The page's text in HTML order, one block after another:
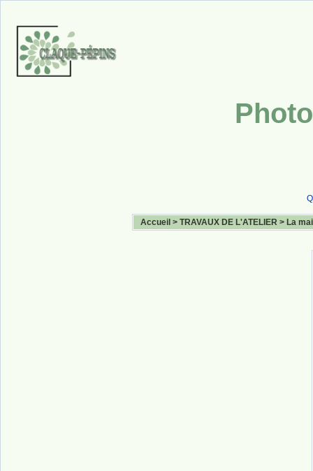
Accueil > TRAVAUX DE L'ATELIER > La